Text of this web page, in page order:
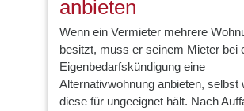
anbieten
Wenn ein Vermieter mehrere
besitzt, muss er seinem Mieter bei
Eigenbedarfskündigung eine
Alternativwohnung anbieten, selbst
diese für ungeeignet hält. Nach